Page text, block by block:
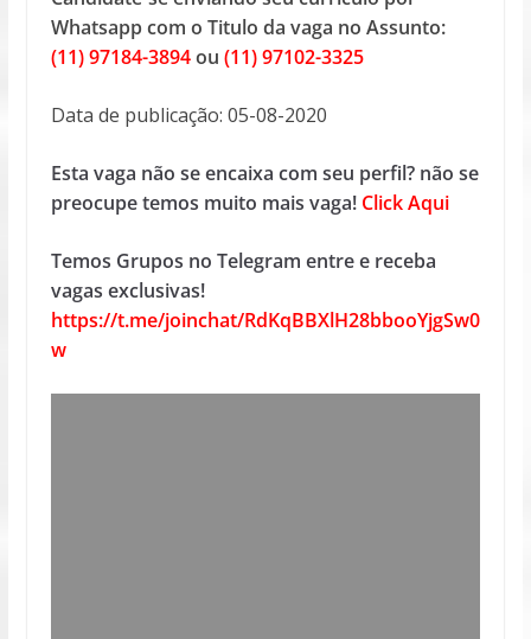
Whatsapp com o Titulo da vaga no Assunto:
(11) 97184-3894ou (11) 97102-3325
Data de publicação: 05-08-2020
Esta vaga não se encaixa com seu perfil? não se
preocupe temos muito mais vaga! Click Aqui
Temos Grupos no Telegram entre e receba
vagas exclusivas!
https://t.me/joinchat/RdKqBBXlH28bbooYjgSw0
w